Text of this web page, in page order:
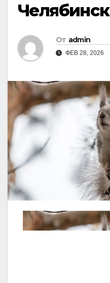
Челябинск
От admin
ФЕВ 28, 2026